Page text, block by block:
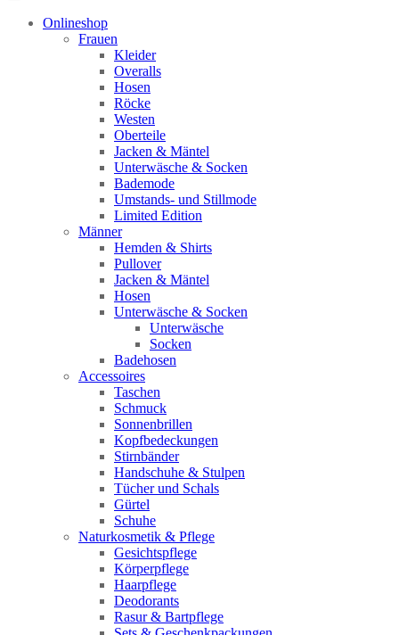
Onlineshop
Frauen
Kleider
Overalls
Hosen
Röcke
Westen
Oberteile
Jacken & Mäntel
Unterwäsche & Socken
Bademode
Umstands- und Stillmode
Limited Edition
Männer
Hemden & Shirts
Pullover
Jacken & Mäntel
Hosen
Unterwäsche & Socken
Unterwäsche
Socken
Badehosen
Accessoires
Taschen
Schmuck
Sonnenbrillen
Kopfbedeckungen
Stirnbänder
Handschuhe & Stulpen
Tücher und Schals
Gürtel
Schuhe
Naturkosmetik & Pflege
Gesichtspflege
Körperpflege
Haarpflege
Deodorants
Rasur & Bartpflege